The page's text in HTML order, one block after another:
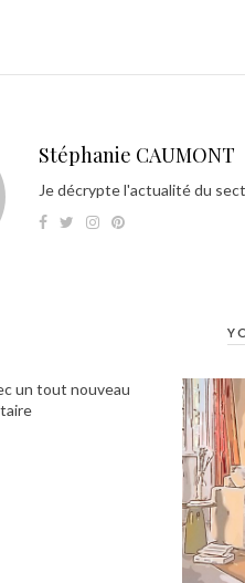
Stéphanie CAUMONT
Je décrypte l'actualité du
un tout nouveau